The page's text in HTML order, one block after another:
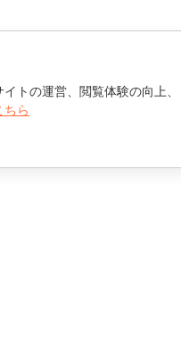
トの運営、閲覧体験の向上、
ちら